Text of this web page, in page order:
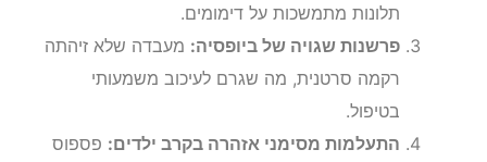
תלונות מתמשכות על דימומים.
פרשנות שגויה של ביופסיה: מעבדה שלא זיהתה
רקמה סרטנית, מה שגרם לעיכוב משמעותי
בטיפול.
התעלמות מסימני אזהרה בקרב ילדים: פספוס